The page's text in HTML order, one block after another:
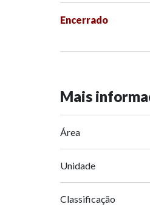
Encerrado
Mais
Área
Unidade
Classificação